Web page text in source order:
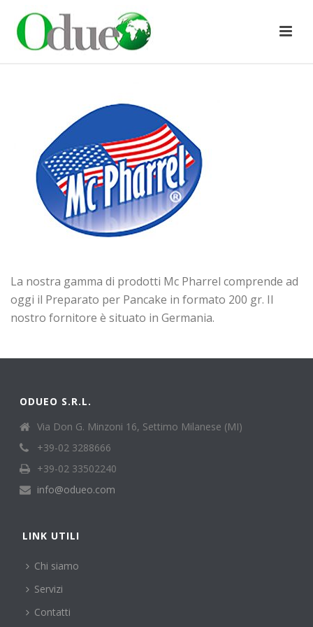
La nostra gamma di prodotti Mc Pharrel comprende ad
oggi il Preparato per Pancake in formato 200 gr. Il
nostro fornitore è situato in Germania.
ODUEO S.R.L.
Via Don G. Minzoni 16, Settimo Milanese (MI)
+39-02 3288666
+39-02 33502240
info@odueo.com
LINK UTILI
Chi siamo
Servizi
Contatti